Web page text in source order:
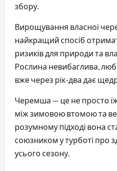
збору.
Вирощування власної
найкращий спосіб
ризиків для природи та
Рослина невибаглива,
вже через рік-два дає
Черемша — це не просто
між зимовою втомою та
розумному підході вона
союзником у турботі про
усього сезону.